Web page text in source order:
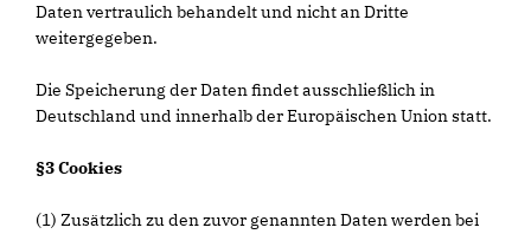
Daten vertraulich behandelt und nicht an Dritte
weitergegeben.
Die Speicherung der Daten findet ausschließlich in
Deutschland und innerhalb der Europäischen Union statt.
§3 Cookies
(1) Zusätzlich zu den zuvor genannten Daten werden bei